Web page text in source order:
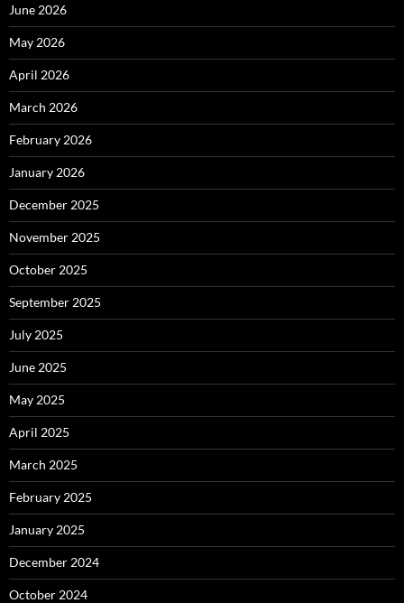
June 2026
May 2026
April 2026
March 2026
February 2026
January 2026
December 2025
November 2025
October 2025
September 2025
July 2025
June 2025
May 2025
April 2025
March 2025
February 2025
January 2025
December 2024
October 2024